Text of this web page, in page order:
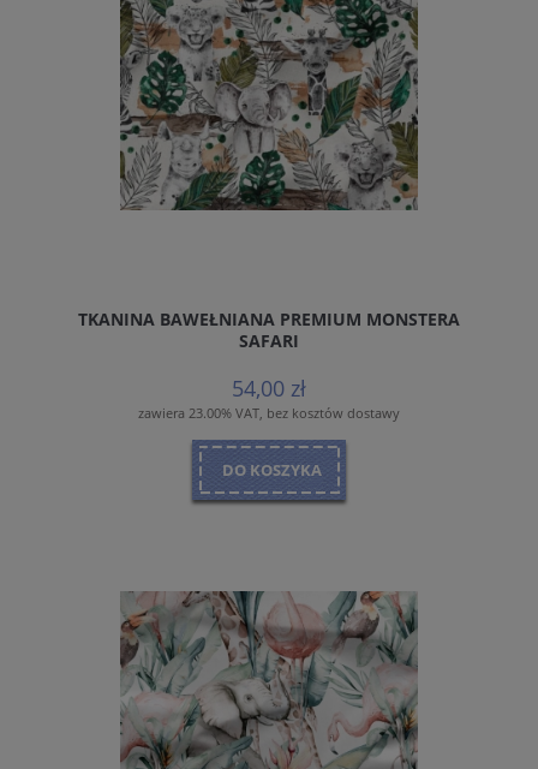
TKANINA BAWEŁNIANA PREMIUM MONSTERA
SAFARI
54,00 zł
zawiera 23.00% VAT, bez kosztów dostawy
DO KOSZYKA